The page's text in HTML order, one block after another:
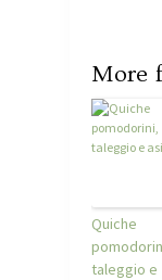
More
Quiche
taleggio e